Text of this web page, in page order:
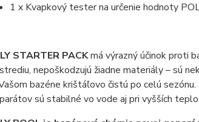
1 x Kvapkový tester na určenie hodnoty
STARTER PACKmá výrazný účinok proti
nepoškodzujú žiadne materiály – sú
bazéne krištáľovo čistú po celú
sú stabilné vo vode aj pri vyšších